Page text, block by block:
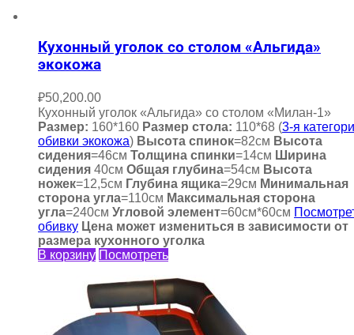
Кухонный уголок со столом «Альгида»
экокожа
₽50,200.00
Кухонный уголок «Альгида» со столом «Милан-1»
Размер: 160*160 Размер стола: 110*68 (3-я
обивки экокожа) Высота спинок=82см Высота
сидения=46см Толщина спинки=14см Ширина
сидения 40см Общая глубина=54см Высота
ножек=12,5см Глубина ящика=29см Минимальная
сторона угла=110см Максимальная сторона
угла=240см Угловой элемент=60см*60см
обивку Цена может измениться в зависимости от
размера кухонного уголка
В корзину Посмотреть